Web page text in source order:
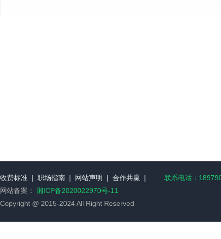
收费标准 | 职场指南 | 网站声明 | 合作共赢 |
联系电话：
网站备案： 湘ICP备2020022970号-11
Copyright @ 2015-2024 All Right Reserved